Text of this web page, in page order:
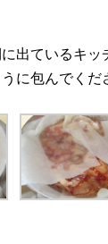
出ているキッ
に包んでくだ